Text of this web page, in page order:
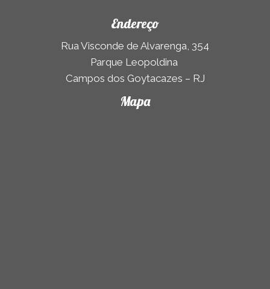
Endereço
Rua Visconde de Alvarenga, 354
Parque Leopoldina
Campos dos Goytacazes – RJ
Mapa